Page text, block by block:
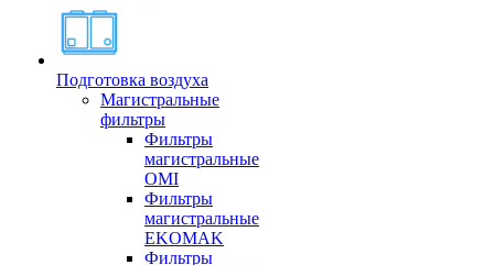
Подготовка воздуха
Магистральные
фильтры
Фильтры
магистральные
OMI
Фильтры
магистральные
EKOMAK
Фильтры